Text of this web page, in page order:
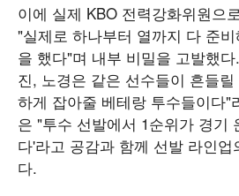
이에 실제 KBO 전력강화위원으
"실제로 하나부터 열까지 다 준
을 했다"며 내부 비밀을 고발했
진, 노경은 같은 선수들이 흔들
하게 잡아줄 베테랑 투수들이다"
은 "투수 선발에서 1순위가 경기
다'라고 공감과 함께 선발 라인업
다.